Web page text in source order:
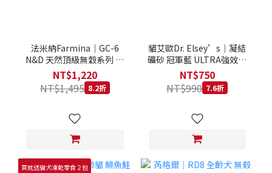
法米納Farmina｜GC-6
N&D 天然頂級無穀系列 室
內/結紮貓 雞肉石榴 1.5KG
NT$1,220
NT$1,495 8.2折
貓艾歐Dr. Elsey’s｜凝結
礦砂 冠軍藍 ULTRA強效除
臭 40LB｜Cat Litter 40磅
士
NT$750
NT$990 7.6折
買就送貓犬凍乾零食２包